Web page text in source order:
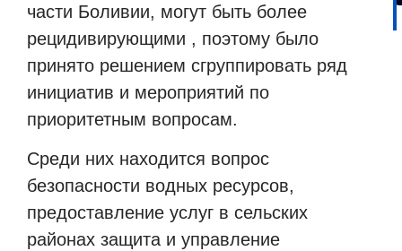
части Боливии, могут быть более
рецидивирующими , поэтому было
принято решением сгруппировать ряд
инициатив и мероприятий по
приоритетным вопросам.
Среди них находится вопрос
безопасности водных ресурсов,
предоставление услуг в сельских
районах защита и управление